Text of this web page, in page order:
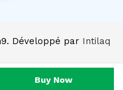
Buy Now
Développé par Intilaq